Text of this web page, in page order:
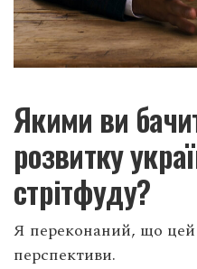
Якими ви
розвитку
стрітфуду?
Я переконаний, що
перспективи.